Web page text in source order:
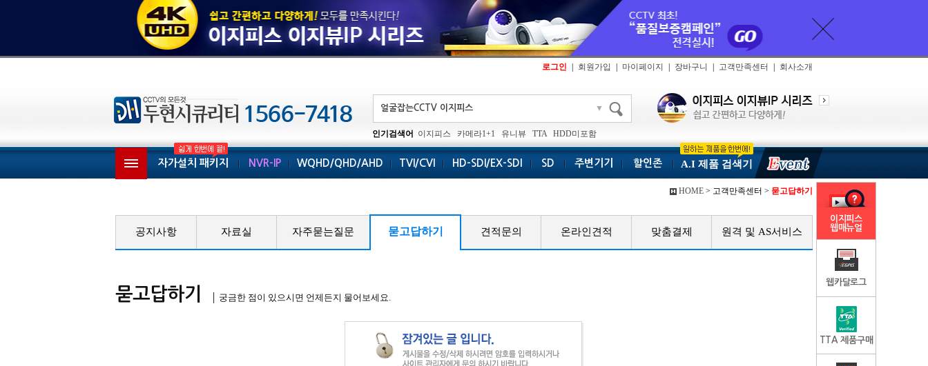
로그인 회원가입 마이페이지 장바구니 고객만족센터 회사소개
▼
인기검색어 이지피스 카메라1+1 유니뷰 TTA HDD미포함
자가설치 패키지 NVR-IP WQHD/QHD/AHD TVI/CVI HD-SDI/EX-SDI SD 주변기기 할인존 A.I 제품 검색기
HOME > 고객만족센터 > 묻고답하기
공지사항 자료실 자주묻는질문 묻고답하기 견적문의 온라인견적 맞춤결제 원격 및 AS서비스
묻고답하기 │ 궁금한 점이 있으시면 언제든지 물어보세요.
이지피스
웹매뉴얼
웹카달로그
TTA 제품구매